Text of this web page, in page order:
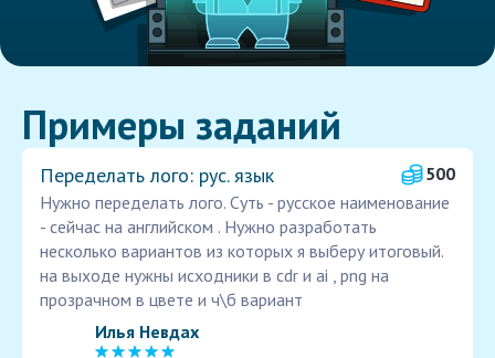
Примеры заданий
Переделать лого: рус. язык
500
Нужно переделать лого. Суть - русское наименование
- сейчас на английском . Нужно разработать
несколько вариантов из которых я выберу итоговый.
на выходе нужны исходники в cdr и ai , png на
прозрачном в цвете и ч\б вариант
Илья Невдах